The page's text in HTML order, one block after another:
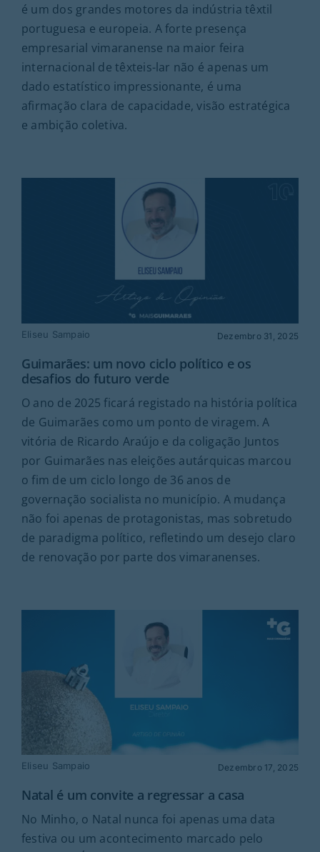
é um dos grandes motores da indústria têxtil
portuguesa e europeia. A forte presença
empresarial vimaranense na maior feira
internacional de têxteis-lar não é apenas um
dado estatístico impressionante, é uma
afirmação clara de capacidade, visão estratégica
e ambição coletiva.
Eliseu Sampaio Dezembro 31, 2025
Guimarães: um novo ciclo político e os
desafios do futuro verde
O ano de 2025 ficará registado na história política
de Guimarães como um ponto de viragem. A
vitória de Ricardo Araújo e da coligação Juntos
por Guimarães nas eleições autárquicas marcou
o fim de um ciclo longo de 36 anos de
governação socialista no município. A mudança
não foi apenas de protagonistas, mas sobretudo
de paradigma político, refletindo um desejo claro
de renovação por parte dos vimaranenses.
Eliseu Sampaio Dezembro 17, 2025
Natal é um convite a regressar a casa
No Minho, o Natal nunca foi apenas uma data
festiva ou um acontecimento marcado pelo